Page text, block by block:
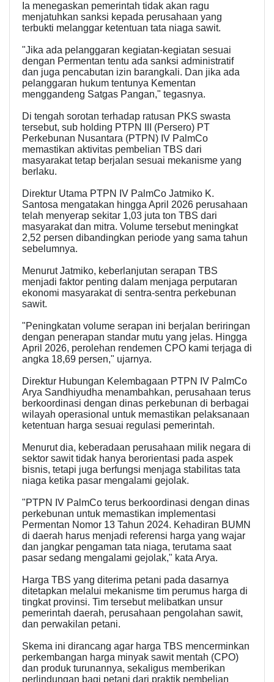
Ia menegaskan pemerintah tidak akan ragu
menjatuhkan sanksi kepada perusahaan yang
terbukti melanggar ketentuan tata niaga sawit.
"Jika ada pelanggaran kegiatan-kegiatan sesuai
dengan Permentan tentu ada sanksi administratif
dan juga pencabutan izin barangkali. Dan jika ada
pelanggaran hukum tentunya Kementan
menggandeng Satgas Pangan," tegasnya.
Di tengah sorotan terhadap ratusan PKS swasta
tersebut, sub holding PTPN III (Persero) PT
Perkebunan Nusantara (PTPN) IV PalmCo
memastikan aktivitas pembelian TBS dari
masyarakat tetap berjalan sesuai mekanisme yang
berlaku.
Direktur Utama PTPN IV PalmCo Jatmiko K.
Santosa mengatakan hingga April 2026 perusahaan
telah menyerap sekitar 1,03 juta ton TBS dari
masyarakat dan mitra. Volume tersebut meningkat
2,52 persen dibandingkan periode yang sama tahun
sebelumnya.
Menurut Jatmiko, keberlanjutan serapan TBS
menjadi faktor penting dalam menjaga perputaran
ekonomi masyarakat di sentra-sentra perkebunan
sawit.
"Peningkatan volume serapan ini berjalan beriringan
dengan penerapan standar mutu yang jelas. Hingga
April 2026, perolehan rendemen CPO kami terjaga di
angka 18,69 persen," ujarnya.
Direktur Hubungan Kelembagaan PTPN IV PalmCo
Arya Sandhiyudha menambahkan, perusahaan terus
berkoordinasi dengan dinas perkebunan di berbagai
wilayah operasional untuk memastikan pelaksanaan
ketentuan harga sesuai regulasi pemerintah.
Menurut dia, keberadaan perusahaan milik negara di
sektor sawit tidak hanya berorientasi pada aspek
bisnis, tetapi juga berfungsi menjaga stabilitas tata
niaga ketika pasar mengalami gejolak.
"PTPN IV PalmCo terus berkoordinasi dengan dinas
perkebunan untuk memastikan implementasi
Permentan Nomor 13 Tahun 2024. Kehadiran BUMN
di daerah harus menjadi referensi harga yang wajar
dan jangkar pengaman tata niaga, terutama saat
pasar sedang mengalami gejolak," kata Arya.
Harga TBS yang diterima petani pada dasarnya
ditetapkan melalui mekanisme tim perumus harga di
tingkat provinsi. Tim tersebut melibatkan unsur
pemerintah daerah, perusahaan pengolahan sawit,
dan perwakilan petani.
Skema ini dirancang agar harga TBS mencerminkan
perkembangan harga minyak sawit mentah (CPO)
dan produk turunannya, sekaligus memberikan
perlindungan bagi petani dari praktik pembelian